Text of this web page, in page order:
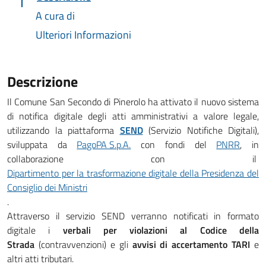
A cura di
Ulteriori Informazioni
Descrizione
Il Comune San Secondo di Pinerolo ha attivato il nuovo sistema
di notifica digitale degli atti amministrativi a valore legale,
utilizzando la piattaforma SEND(Servizio Notifiche Digitali),
sviluppata da PagoPA S.p.A. con fondi del PNRR, in
collaborazione con il
Dipartimento per la trasformazione digitale della Presidenza del
Consiglio dei Ministri
.
Attraverso il servizio SEND verranno notificati in formato
digitale i verbali per violazioni al Codice della
Strada (contravvenzioni) e gli avvisi di accertamento TARI e
altri atti tributari.